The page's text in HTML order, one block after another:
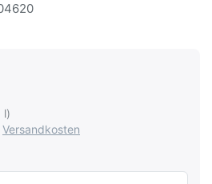
l)
Versandkosten